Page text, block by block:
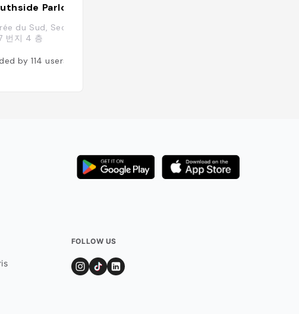
Parlor(사우스사이드 팔러)
du Sud, Seoul, Yongsan-gu, Itaewon-dong,
번지 4 층
by 114users
FOLLOW US